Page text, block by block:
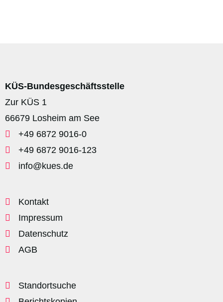
KÜS-Bundesgeschäftsstelle
Zur KÜS 1
66679 Losheim am See
+49 6872 9016-0
+49 6872 9016-123
info@kues.de
Kontakt
Impressum
Datenschutz
AGB
Standortsuche